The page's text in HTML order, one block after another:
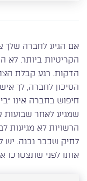
אם הגיע לחברה שלך
הקריטיות ביותר.
הדקות. רגע קבלת
הסיכון לחברה, לך
חיפוש בחברה אינו
שמגיע לאחר שבועות
הרשויות לא מגיעות
לתיק שכבר נבנה. יש
אותו לפני שתצטרכו